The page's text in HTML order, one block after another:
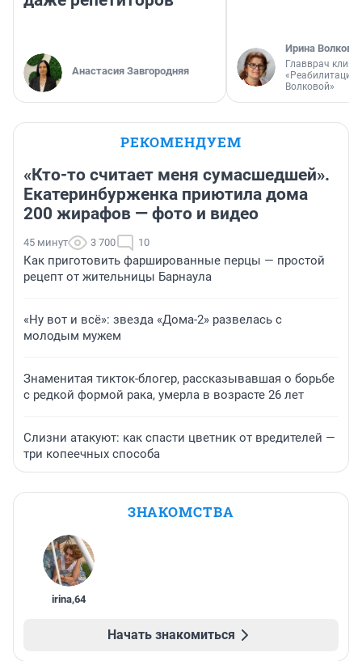
Анастасия Завгородняя
Ирина Волкова
Главврач
«Реабилитация
Волковой»
РЕКОМЕНДУЕМ
«Кто-то считает меня сумасшедшей».
Екатеринбурженка приютила дома
200 жирафов — фото и видео
45 минут 3 700 10
Как приготовить фаршированные перцы — простой
рецепт от жительницы Барнаула
«Ну вот и всё»: звезда «Дома-2» развелась с
молодым мужем
Знаменитая тикток-блогер, рассказывавшая о борьбе
с редкой формой рака, умерла в возрасте 26 лет
Слизни атакуют: как спасти цветник от вредителей —
три копеечных способа
ЗНАКОМСТВА
irina,64
Начать знакомиться